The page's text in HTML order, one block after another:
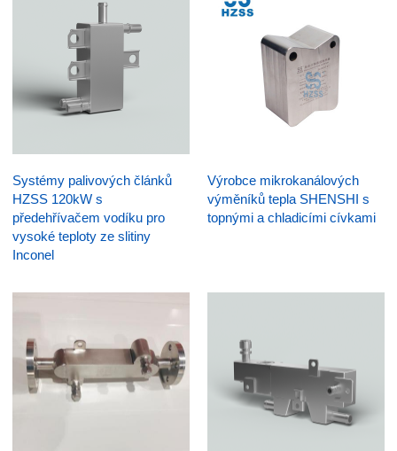
Systémy palivových článků
HZSS 120kW s
předehřívačem vodíku pro
vysoké teploty ze slitiny
Inconel
Výrobce mikrokanálových
výměníků tepla SHENSHI s
topnými a chladicími cívkami